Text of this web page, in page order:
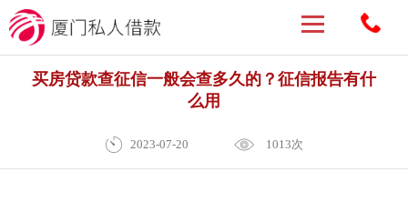
买房贷款查征信一般会查多久的？征信报告有什
么用
2023-07-20 1013次